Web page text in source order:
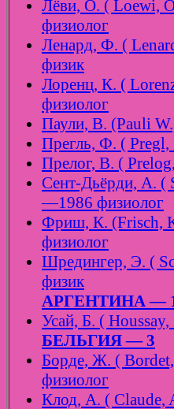
Лёви, О. ( Loewi,
физиолог
Ленард, Ф. (
физик
Лоренц, К. (
физиолог
Паули, В. (Pauli
Прегль, Ф. (
Прелог, В. (
Сент-Дьёрди, А. (
—1986 физиолог
Фриш, К. (Frisch,
физиолог
Шредингер, Э. (
физик
АРГЕНТИНА —
Усай, Б. (
БЕЛЬГИЯ — 3
Борде, Ж. (
физиолог
Клод, А. (